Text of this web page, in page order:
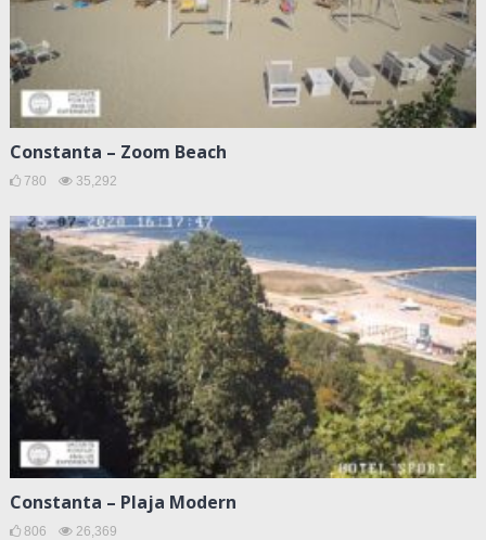
Constanta – Zoom Beach
780 35,292
Constanta – Plaja Modern
806 26,369